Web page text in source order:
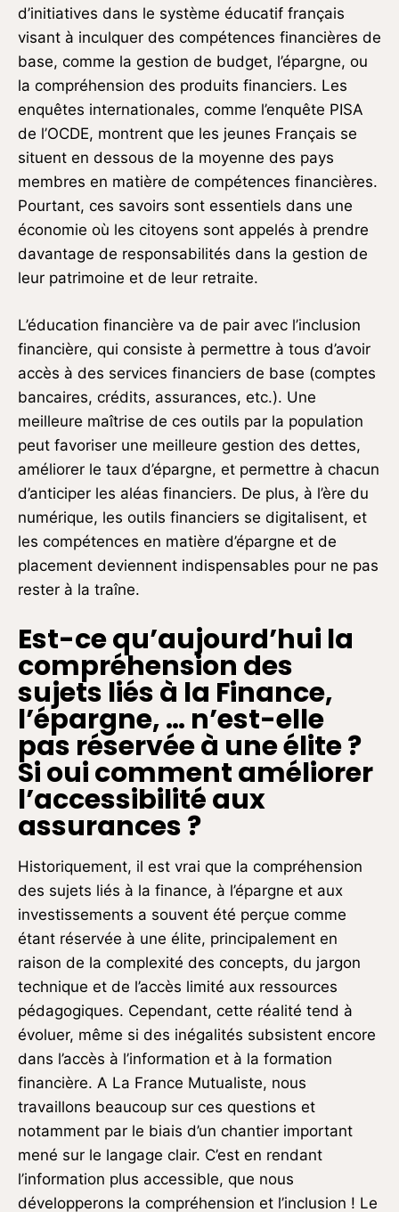
d’initiatives dans le système éducatif français
visant à inculquer des compétences financières de
base, comme la gestion de budget, l’épargne, ou
la compréhension des produits financiers. Les
enquêtes internationales, comme l’enquête PISA
de l’OCDE, montrent que les jeunes Français se
situent en dessous de la moyenne des pays
membres en matière de compétences financières.
Pourtant, ces savoirs sont essentiels dans une
économie où les citoyens sont appelés à prendre
davantage de responsabilités dans la gestion de
leur patrimoine et de leur retraite.
L’éducation financière va de pair avec l’inclusion
financière, qui consiste à permettre à tous d’avoir
accès à des services financiers de base (comptes
bancaires, crédits, assurances, etc.). Une
meilleure maîtrise de ces outils par la population
peut favoriser une meilleure gestion des dettes,
améliorer le taux d’épargne, et permettre à chacun
d’anticiper les aléas financiers. De plus, à l’ère du
numérique, les outils financiers se digitalisent, et
les compétences en matière d’épargne et de
placement deviennent indispensables pour ne pas
rester à la traîne.
Est-ce qu’aujourd’hui la
compréhension des
sujets liés à la Finance,
l’épargne, … n’est-elle
pas réservée à une élite ?
Si oui comment améliorer
l’accessibilité aux
assurances ?
Historiquement, il est vrai que la compréhension
des sujets liés à la finance, à l’épargne et aux
investissements a souvent été perçue comme
étant réservée à une élite, principalement en
raison de la complexité des concepts, du jargon
technique et de l’accès limité aux ressources
pédagogiques. Cependant, cette réalité tend à
évoluer, même si des inégalités subsistent encore
dans l’accès à l’information et à la formation
financière. A La France Mutualiste, nous
travaillons beaucoup sur ces questions et
notamment par le biais d’un chantier important
mené sur le langage clair. C’est en rendant
l’information plus accessible, que nous
développerons la compréhension et l’inclusion ! Le